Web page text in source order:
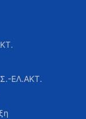
ΕΛ.ΑΚΤ.